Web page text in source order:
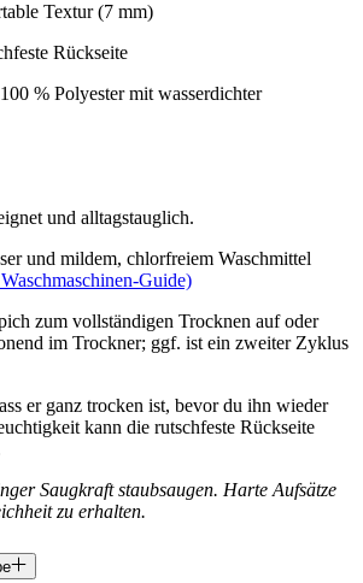
Textur (7 mm)
Rückseite
% Polyester mit wasserdichter
und alltagstauglich.
und mildem, chlorfreiem Waschmittel
Guide)
zum vollständigen Trocknen auf oder
im Trockner; ggf. ist ein zweiter Zyklus
er ganz trocken ist, bevor du ihn wieder
kann die rutschfeste Rückseite
Saugkraft staubsaugen. Harte Aufsätze
zu erhalten.